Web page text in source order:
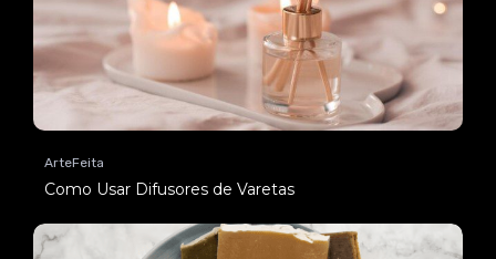
ArteFeita
Como Usar Difusores de Varetas